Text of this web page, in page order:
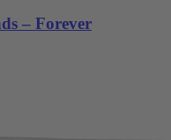
– Forever